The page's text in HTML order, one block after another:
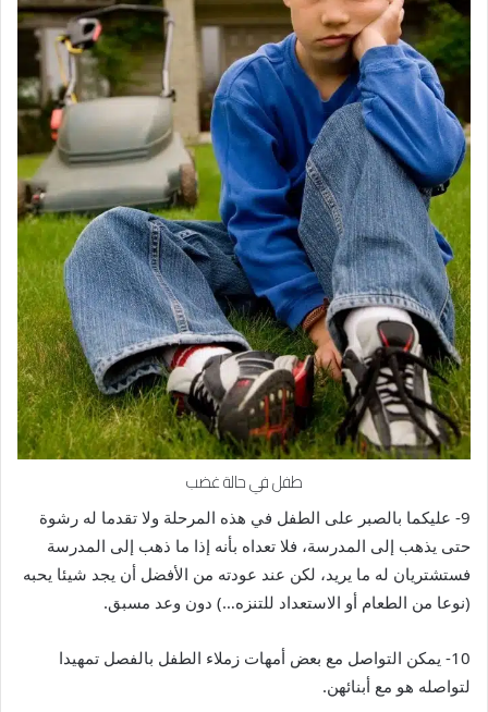
طفل في حالة غضب
9- عليكما بالصبر على الطفل في هذه المرحلة ولا تقدما له رشوة
حتى يذهب إلى المدرسة، فلا تعداه بأنه إذا ما ذهب إلى المدرسة
فستشتريان له ما يريد، لكن عند عودته من الأفضل أن يجد شيئا يحبه
(نوعا من الطعام أو الاستعداد للتنزه…) دون وعد مسبق.
10- يمكن التواصل مع بعض أمهات زملاء الطفل بالفصل تمهيدا
لتواصله هو مع أبنائهن.